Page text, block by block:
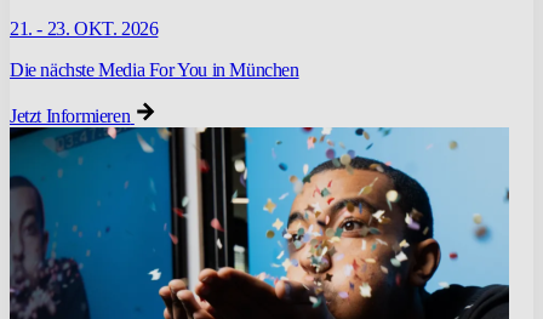
21. - 23. OKT. 2026
Die nächste Media For You in München
Jetzt Informieren